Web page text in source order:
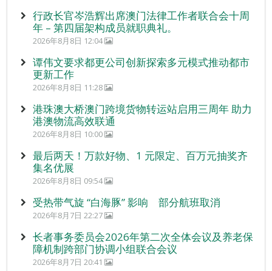
行政长官岑浩辉出席澳门法律工作者联合会十周
年 – 第四届架构成员就职典礼。
2026年8月8日 12:04
谭伟文要求都更公司创新探索多元模式推动都市
更新工作
2026年8月8日 11:28
港珠澳大桥澳门跨境货物转运站启用三周年 助力
港澳物流高效联通
2026年8月8日 10:00
最后两天！万款好物、1 元限定、百万元抽奖齐
集名优展
2026年8月8日 09:54
受热带气旋 “白海豚” 影响 部分航班取消
2026年8月7日 22:27
长者事务委员会2026年第二次全体会议及养老保
障机制跨部门协调小组联合会议
2026年8月7日 20:41